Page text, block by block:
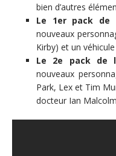
bien d’autres
Le 1er pack de
nouveaux
Kirby) et un
Le 2e pack de
nouveaux
Park, Lex et Tim
docteur Ian